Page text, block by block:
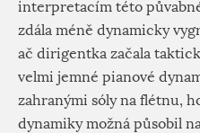
interpretacím této
zdála méně dynamicky
ač dirigentka začala
velmi jemné pianové
zahranými sóly na flétnu,
dynamiky možná působil